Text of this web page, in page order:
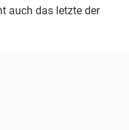
auch das letzte der